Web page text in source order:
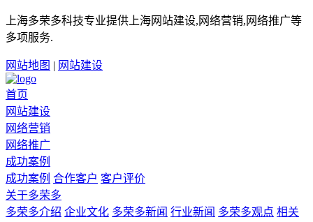
上海多荣多科技专业提供上海网站建设,网络营销,网络推广等
多项服务.
网站地图 | 网站建设
首页
网站建设
网络营销
网络推广
成功案例
成功案例 合作客户 客户评价
关于多荣多
多荣多介绍 企业文化 多荣多新闻 行业新闻 多荣多观点 相关